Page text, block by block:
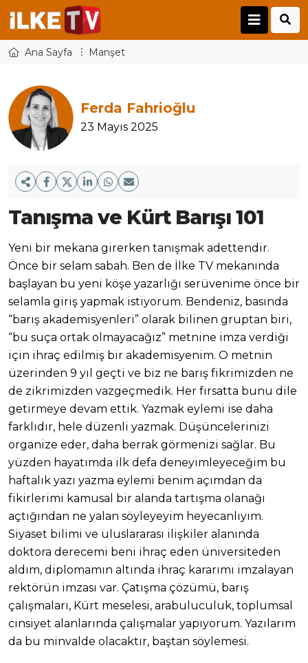
Ana Sayfa Manşet
Ferda Fahrioğlu
23 Mayıs 2025
Tanışma ve Kürt Barışı 101
Yeni bir mekana girerken tanışmak adettendir.
Önce bir selam sabah. Ben de İlke TV mekanında
başlayan bu yeni köşe yazarlığı serüvenime önce bir
selamla giriş yapmak istiyorum. Bendeniz, basında
“barış akademisyenleri” olarak bilinen gruptan biri,
“bu suça ortak olmayacağız” metnine imza verdiği
için ihraç edilmiş bir akademisyenim. O metnin
üzerinden 9 yıl geçti ve biz ne barış fikrimizden ne
de zikrimizden vazgeçmedik. Her fırsatta bunu dile
getirmeye devam ettik. Yazmak eylemi ise daha
farklıdır, hele düzenli yazmak. Düşüncelerinizi
organize eder, daha berrak görmenizi sağlar. Bu
yüzden hayatımda ilk defa deneyimleyeceğim bu
haftalık yazı yazma eylemi benim açımdan da
fikirlerimi kamusal bir alanda tartışma olanağı
açtığından ne yalan söyleyeyim heyecanlıyım.
Siyaset bilimi ve uluslararası ilişkiler alanında
doktora derecemi beni ihraç eden üniversiteden
aldım, diplomamın altında ihraç kararımı imzalayan
rektörün imzası var. Çatışma çözümü, barış
çalışmaları, Kürt meselesi, arabuluculuk, toplumsal
cinsiyet alanlarında çalışmalar yapıyorum. Yazılarım
da bu minvalde olacaktır, baştan söylemesi.